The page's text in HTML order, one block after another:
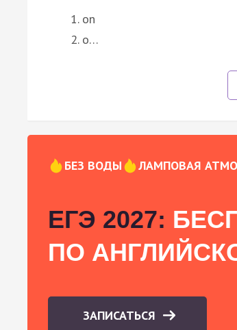
on
o…
БЕЗ ВОДЫ ЛАМПОВАЯ
ЕГЭ 2027:
ПО
ЗАПИСАТЬСЯ